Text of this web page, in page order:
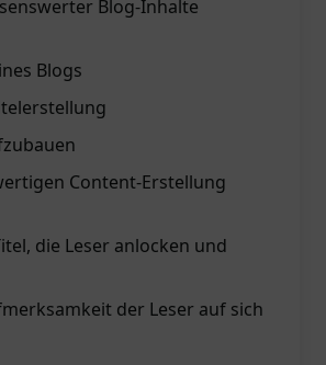
Blog-Inhalte
Blogs
Content-Erstellung
die Leser anlocken und
der Leser auf sich